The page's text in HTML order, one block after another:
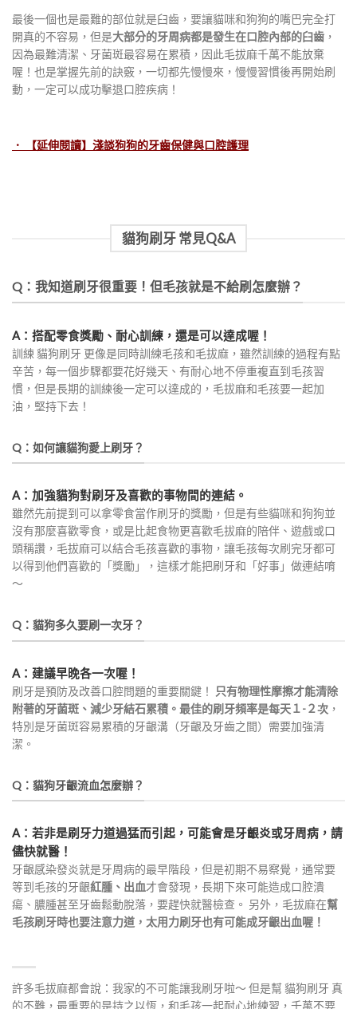
最後一個也是最難的部位就是臼齒，要讓貓咪和狗狗的嘴巴完全打
開真的不容易，但是大部分的牙周病都是發生在口腔內部的臼齒 ，
因為最難清潔、牙菌斑最容易在累積，因此毛拔麻千萬不能放棄
喔！也是掌握先前的訣竅，一切都先慢慢來，慢慢習慣後再開始刷
動，一定可以成功擊退口腔疾病！
． 【延伸閱讀】淺談狗狗的牙齒保健與口腔護理
貓狗刷牙 常見Q&A
Q：我知道刷牙很重要！但毛孩就是不給刷怎麼辦？
A：搭配零食獎勵、耐心訓練，還是可以達成喔！
訓練 貓狗刷牙 更像是同時訓練毛孩和毛拔麻，雖然訓練的過程有點
辛苦，每一個步驟都要花好幾天、有耐心地不停重複直到毛孩習
慣，但是長期的訓練後一定可以達成的，毛拔麻和毛孩要一起加
油，堅持下去！
Q：如何讓貓狗愛上刷牙？
A：加強貓狗對刷牙及喜歡的事物間的連結。
雖然先前提到可以拿零食當作刷牙的獎勵，但是有些貓咪和狗狗並
沒有那麼喜歡零食，或是比起食物更喜歡毛拔麻的陪伴、遊戲或口
頭稱讚，毛拔麻可以結合毛孩喜歡的事物，讓毛孩每次刷完牙都可
以得到他們喜歡的「獎勵」，這樣才能把刷牙和「好事」做連結唷
～
Q：貓狗多久要刷一次牙？
A：建議早晚各一次喔！
刷牙是預防及改善口腔問題的重要關鍵！
只有物理性摩擦才能清除
附著的牙菌斑、減少牙結石累積。最佳的刷牙頻率是每天１-２次 ，
特別是牙菌斑容易累積的牙齦溝 （牙齦及牙齒之間） 需要加強清
潔。
Q：貓狗牙齦流血怎麼辦？
A：若非是刷牙力道過猛而引起，可能會是牙齦炎或牙周病，請
儘快就醫！
牙齦感染發炎就是牙周病的最早階段，但是初期不易察覺，通常要
等到毛孩的牙齦紅腫、出血才會發現，長期下來可能造成口腔潰
瘍、膿腫甚至牙齒鬆動脫落，要趕快就醫檢查。 另外，毛拔麻在幫
毛孩刷牙時也要注意力道，太用力刷牙也有可能成牙齦出血喔！
許多毛拔麻都會說：我家的不可能讓我刷牙啦～ 但是幫 貓狗刷牙 真
的不難，最重要的是持之以恆，和毛孩一起耐心地練習，千萬不要